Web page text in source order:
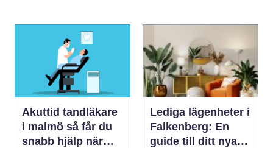
Akuttid tandläkare
i malmö så får du
snabb hjälp när
Lediga lägenheter i
Falkenberg: En
guide till ditt nya